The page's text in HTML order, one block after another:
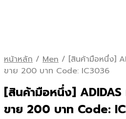
หน้าหลัก / Men / [สินค้ามือหนึ่ง]
ขาย 200 บาท Code: IC3036
[สินค้ามือหนึ่ง] ADIDAS
ขาย 200 บาท Code: